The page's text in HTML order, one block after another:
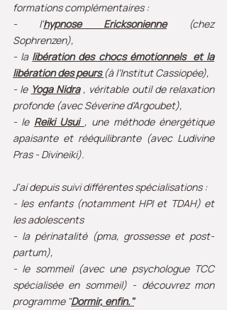
formations complémentaires :
- l'hypnose Ericksonienne
(chez
Sophrenzen),
- la libération des chocs émotionnels et la
libération des peurs (à l’Institut Cassiopée),
- le Yoga Nidra, véritable outil de relaxation
profonde (avec Séverine d'Argoubet),
- le Reiki Usui , une méthode énergétique
apaisante et rééquilibrante (avec Ludivine
Pras - Divineiki).
J'ai depuis suivi différentes spécialisations :
- les enfants (notamment HPI et TDAH) et
les adolescents
- la périnatalité (pma, grossesse et post-
partum),
- le sommeil (avec une psychologue TCC
spécialisée en sommeil) - découvrez mon
programme "Dormir, enfin."